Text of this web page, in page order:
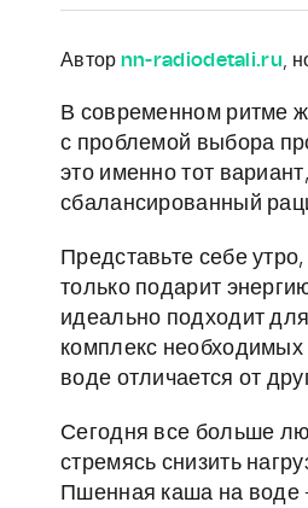
Автор nn-radiodetali.ru,
В современном ритме
с проблемой выбора
это именно тот
сбалансированный
Представьте себе
только подарит
идеально подходит
комплекс
воде отличается от
Сегодня все больше
стремясь снизить
Пшенная каша на воде